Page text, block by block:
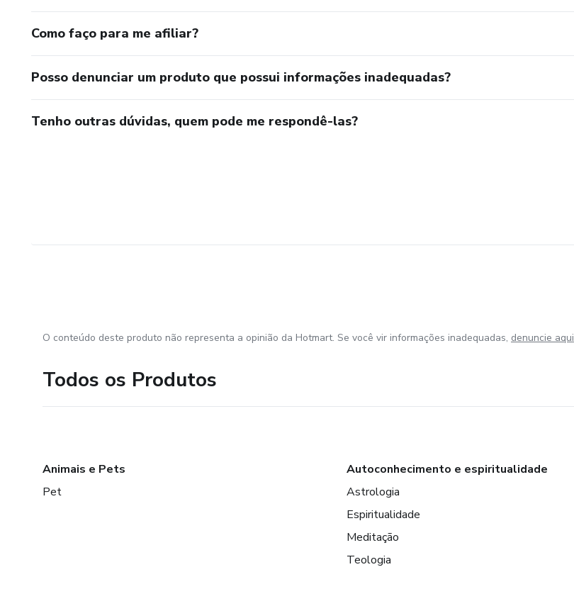
Como faço para me afiliar?
Posso denunciar um produto que possui informações inadequadas?
Tenho outras dúvidas, quem pode me respondê-las?
O conteúdo deste produto não representa a opinião da Hotmart. Se você vir informações inadequadas, denuncie aqui
Todos os Produtos
Animais e Pets
Pet
Autoconhecimento e espiritualidade
Astrologia
Espiritualidade
Meditação
Teologia